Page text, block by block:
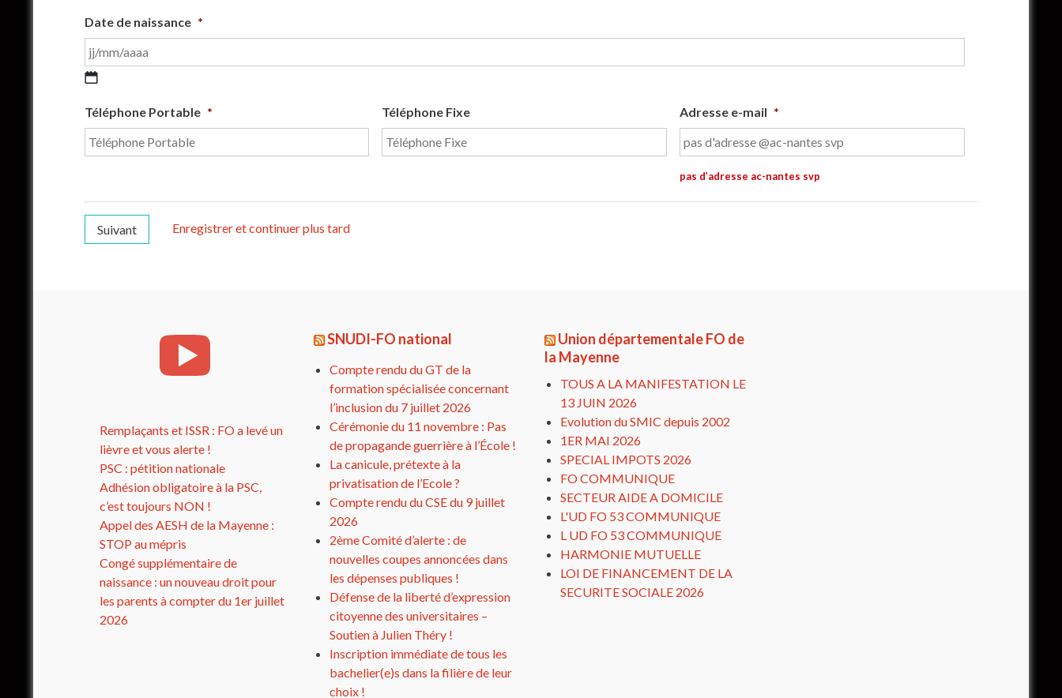
Date de naissance *
JJ
MM
slash
AAAA
Téléphone Portable * Téléphone Fixe Adresse e-mail *
pas d’adresse ac-nantes svp
Enregistrer et continuer plus tard
Remplaçants et ISSR : FO a levé un
lièvre et vous alerte !
PSC : pétition nationale
Adhésion obligatoire à la PSC,
c’est toujours NON !
Appel des AESH de la Mayenne :
STOP au mépris
Congé supplémentaire de
naissance : un nouveau droit pour
les parents à compter du 1er juillet
2026
SNUDI-FO national
Compte rendu du GT de la
formation spécialisée concernant
l’inclusion du 7 juillet 2026
Cérémonie du 11 novembre : Pas
de propagande guerrière à l’École !
La canicule, prétexte à la
privatisation de l’Ecole ?
Compte rendu du CSE du 9 juillet
2026
2ème Comité d’alerte : de
nouvelles coupes annoncées dans
les dépenses publiques !
Défense de la liberté d’expression
citoyenne des universitaires –
Soutien à Julien Théry !
Inscription immédiate de tous les
bachelier(e)s dans la filière de leur
choix !
Union départementale FO de
la Mayenne
TOUS A LA MANIFESTATION LE
13 JUIN 2026
Evolution du SMIC depuis 2002
1ER MAI 2026
SPECIAL IMPOTS 2026
FO COMMUNIQUE
SECTEUR AIDE A DOMICILE
L'UD FO 53 COMMUNIQUE
L UD FO 53 COMMUNIQUE
HARMONIE MUTUELLE
LOI DE FINANCEMENT DE LA
SECURITE SOCIALE 2026